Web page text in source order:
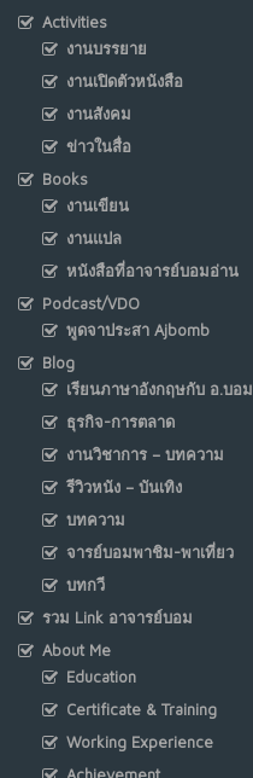
Activities
งานบรรยาย
งานเปิดตัวหนังสือ
งานสังคม
ข่าวในสื่อ
Books
งานเขียน
งานแปล
หนังสือที่อาจารย์บอมอ่าน
Podcast/VDO
พูดจาประสา Ajbomb
Blog
เรียนภาษาอังกฤษกับ อ.บอม
ธุรกิจ-การตลาด
งานวิชาการ – บทความ
รีวิวหนัง – บันเทิง
บทความ
จารย์บอมพาชิม-พาเที่ยว
บทกวี
รวม Link อาจารย์บอม
About Me
Education
Certificate & Training
Working Experience